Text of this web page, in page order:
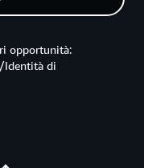
opportunità:
Identità di